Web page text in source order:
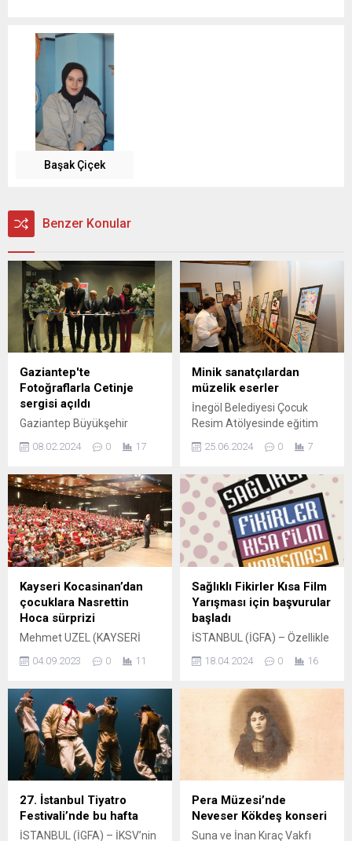
Başak Çiçek
Benzer Konular
Gaziantep'te
Fotoğraflarla Cetinje
sergisi açıldı
Gaziantep Büyükşehir
Cetinje şehri arasındaki
10’uncu yıl dönümü
dolayısıyla “Fotoğraflarla
Cetinje” sergisinin açılışı
gerçekleşti. GAZİANTEP
(İGFA) – Gaziantep Sanat
Merkezi’nde açılışı yapılan
sergide, Kral Nikola
Sarayı’nın kuş bakışı
görünümü, Cetinje Manastırı
ve Piskopos Bahçesinin
panoramik görünümü,
Crnojevica Nehri, Mavi Kale
08.02.2024 0 17
Minik sanatçılardan
müzelik eserler
İnegöl Belediyesi Çocuk
Resim Atölyesinde eğitim
100 kursiyerin yaptığı
Müzesinde düzenlenen
sergiyle görücüye çıktı.
Çocuk Resim Atölyesinin
küçük sanatçılarına katılım
sertifikaları da sergi
açılışında takdim edildi.
BURSA (İGFA) – Bir yandan
şehri imar ederken bir
yandan geleceğimiz olan
çocukların gelişimine de
katkı...
25.06.2024 0 7
Kayseri Kocasinan’dan
çocuklara Nasrettin
Hoca sürprizi
Mehmet UZEL (KAYSERİ
tiyatro oyununda konuşma
Belediye Başkanı Ahmet
Çolakbayrakdar,
belediyecilik faaliyetleriyle
ilgili sıra dışı yenilikçi
hizmetlere imza attıklarını
belirterek, çocukları, daha
donanımlı şekilde geleceğe
hazırladıklarını söyledi. Kadir
04.09.2023 0 11
Sağlıklı Fikirler Kısa Film
Yarışması için başvurular
başladı
İSTANBUL (İGFA) – Özellikle
madde bağımlılığı
vasıtasıyla artırmayı
amaçlayan Sağlıklı Fikirler
Kısa Film Yarışması, Türkiye
genelinde ön lisans, lisans,
yüksek lisans, doktora ve
açık öğretim dâhil
üniversitelerde öğrenim
gören ve T.C. vatandaşı
olantüm öğrencilerin
18.04.2024 0 16
27. İstanbul Tiyatro
Festivali’nde bu hafta
İSTANBUL (İGFA) – İKSV’nin
Pera Müzesi’nde
Neveser Kökdeş konseri
Suna ve İnan Kıraç Vakfı